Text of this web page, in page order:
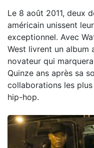
Le 8 août 2011, deux
américain unissent
exceptionnel. Avec
West livrent un album
novateur qui
Quinze ans après sa
collaborations les
hip-hop.